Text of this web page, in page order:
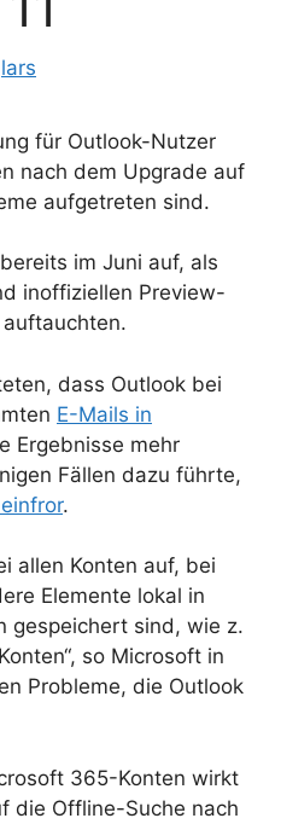
lars
für Outlook-Nutzer
nach dem Upgrade auf
aufgetreten sind.
im Juni auf, als
inoffiziellen Preview-
auftauchten.
dass Outlook bei
E-Mails in
Ergebnisse mehr
Fällen dazu führte,
.
allen Konten auf, bei
Elemente lokal in
gespeichert sind, wie z.
so Microsoft in
Probleme, die Outlook
365-Konten wirkt
die Offline-Suche nach